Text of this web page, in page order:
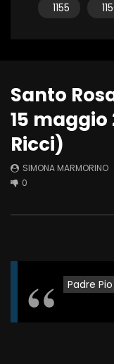
1155
Santo
15
Ricci)
SIMONA MARMORINO
0
Padre Pio